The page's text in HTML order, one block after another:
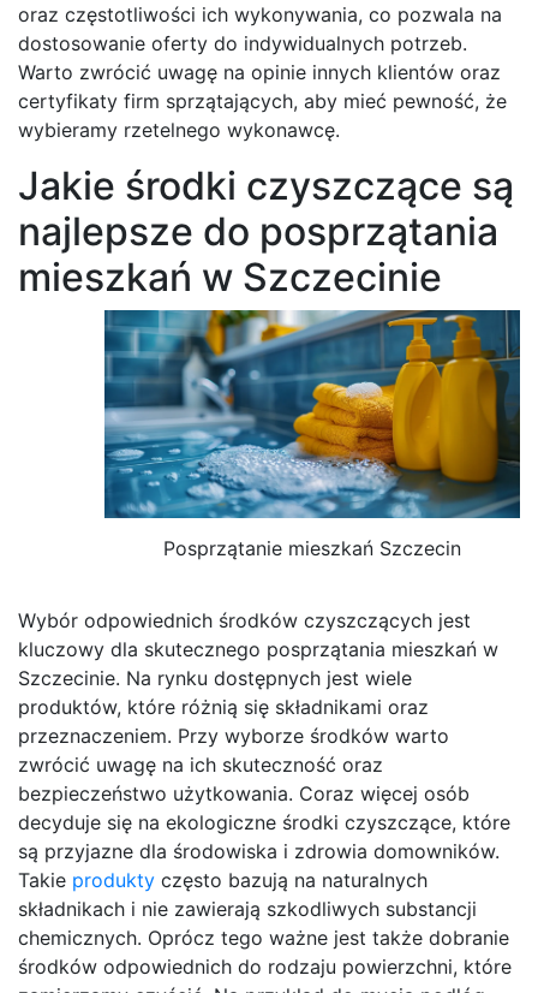
oraz częstotliwości ich wykonywania, co pozwala na
dostosowanie oferty do indywidualnych potrzeb.
Warto zwrócić uwagę na opinie innych klientów oraz
certyfikaty firm sprzątających, aby mieć pewność, że
wybieramy rzetelnego wykonawcę.
Jakie środki czyszczące są
najlepsze do posprzątania
mieszkań w Szczecinie
Posprzątanie mieszkań Szczecin
Wybór odpowiednich środków czyszczących jest
kluczowy dla skutecznego posprzątania mieszkań w
Szczecinie. Na rynku dostępnych jest wiele
produktów, które różnią się składnikami oraz
przeznaczeniem. Przy wyborze środków warto
zwrócić uwagę na ich skuteczność oraz
bezpieczeństwo użytkowania. Coraz więcej osób
decyduje się na ekologiczne środki czyszczące, które
są przyjazne dla środowiska i zdrowia domowników.
Takie produkty często bazują na naturalnych
składnikach i nie zawierają szkodliwych substancji
chemicznych. Oprócz tego ważne jest także dobranie
środków odpowiednich do rodzaju powierzchni, które